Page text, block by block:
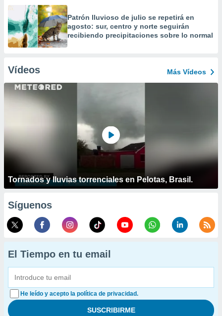
Patrón lluvioso de julio se repetirá en
agosto: sur, centro y norte seguirán
recibiendo precipitaciones sobre lo normal
Vídeos Más Vídeos
Tornados y lluvias torrenciales en Pelotas, Brasil.
Síguenos
El Tiempo en tu email
He leído y acepto la política de privacidad.